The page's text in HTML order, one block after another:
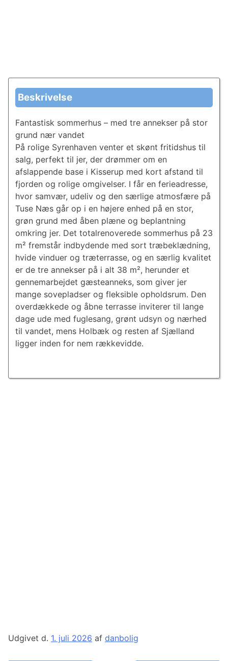
Beskrivelse
Fantastisk sommerhus – med tre annekser på stor
grund nær vandet
På rolige Syrenhaven venter et skønt fritidshus til
salg, perfekt til jer, der drømmer om en
afslappende base i Kisserup med kort afstand til
fjorden og rolige omgivelser. I får en ferieadresse,
hvor samvær, udeliv og den særlige atmosfære på
Tuse Næs går op i en højere enhed på en stor,
grøn grund med åben plæne og beplantning
omkring jer. Det totalrenoverede sommerhus på 23
m² fremstår indbydende med sort træbeklædning,
hvide vinduer og træterrasse, og en særlig kvalitet
er de tre annekser på i alt 38 m², herunder et
gennemarbejdet gæsteanneks, som giver jer
mange sovepladser og fleksible opholdsrum. Den
overdækkede og åbne terrasse inviterer til lange
dage ude med fuglesang, grønt udsyn og nærhed
til vandet, mens Holbæk og resten af Sjælland
ligger inden for nem rækkevidde.
Udgivet d. 1. juli 2026 af danbolig